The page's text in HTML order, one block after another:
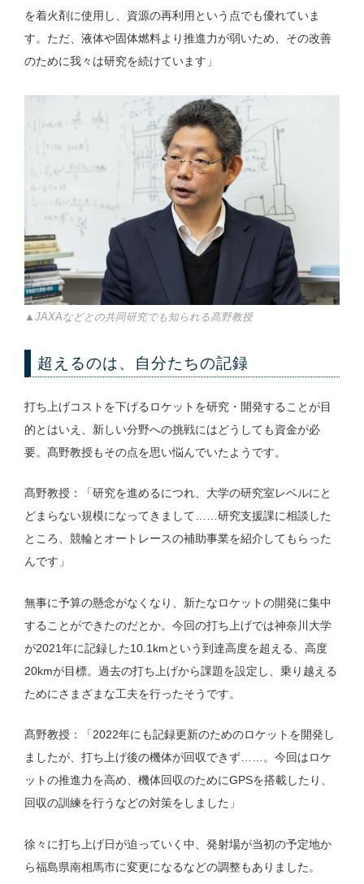
を着火剤に使用し、資源の再利用という点でも優れていま
す。ただ、液体や固体燃料より推進力が弱いため、その改善
のために我々は研究を続けています」
▲JAXAなどとの共同研究でも知られる髙野教授
超えるのは、自分たちの記録
打ち上げコストを下げるロケットを研究・開発することが目
的とはいえ、新しい分野への挑戦にはどうしても資金が必
要。髙野教授もその点を思い悩んでいたようです。
髙野教授：「研究を進めるにつれ、大学の研究室レベルにと
どまらない規模になってきまして……研究支援課に相談した
ところ、競輪とオートレースの補助事業を紹介してもらった
んです」
無事に予算の懸念がなくなり、新たなロケットの開発に集中
することができたのだとか。今回の打ち上げでは神奈川大学
が2021年に記録した10.1kmという到達高度を超える、高度
20kmが目標。過去の打ち上げから課題を設定し、乗り越える
ためにさまざまな工夫を行ったそうです。
髙野教授：「2022年にも記録更新のためのロケットを開発し
ましたが、打ち上げ後の機体が回収できず……。今回はロケ
ットの推進力を高め、機体回収のためにGPSを搭載したり、
回収の訓練を行うなどの対策をしました」
徐々に打ち上げ日が迫っていく中、発射場が当初の予定地か
ら福島県南相馬市に変更になるなどの調整もありました。